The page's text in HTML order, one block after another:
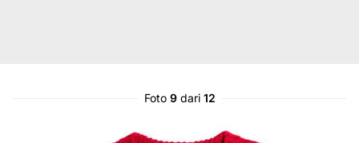
Foto 9dari 12